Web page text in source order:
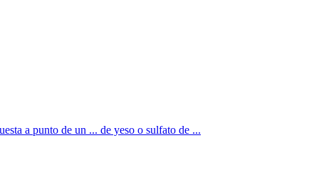
a punto de un ... de yeso o sulfato de ...